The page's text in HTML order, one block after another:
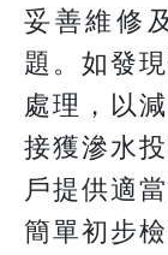
妥善維修
題。如發
處理，以
接獲滲水
戶提供適
簡單初步